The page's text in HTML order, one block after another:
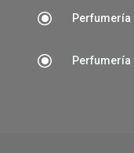
\ Perfumería
\ Perfumería